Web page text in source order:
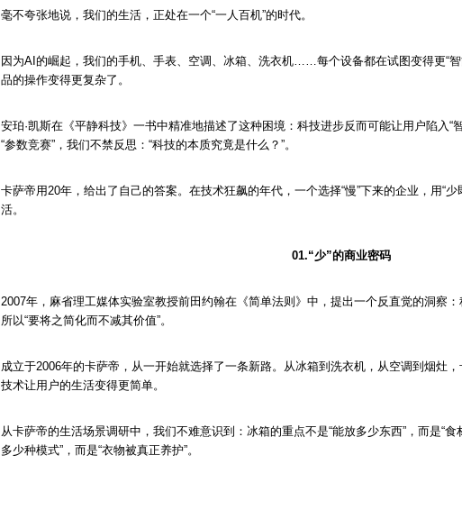
毫不夸张地说，我们的生活，正处在一个“一人百机”的时代。
因为AI的崛起，我们的手机、手表、空调、冰箱、洗衣机……每个设备都在试图变得更“
品的操作变得更复杂了。
安珀·凯斯在《平静科技》一书中精准地描述了这种困境：科技进步反而可能让用户陷入“
“参数竞赛”，我们不禁反思：“科技的本质究竟是什么？”。
卡萨帝用20年，给出了自己的答案。在技术狂飙的年代，一个选择“慢”下来的企业，用“
活。
01.“少”的商业密码
2007年，麻省理工媒体实验室教授前田约翰在《简单法则》中，提出一个反直觉的洞察
所以“要将之简化而不减其价值”。
成立于2006年的卡萨帝，从一开始就选择了一条新路。从冰箱到洗衣机，从空调到烟灶
技术让用户的生活变得更简单。
从卡萨帝的生活场景调研中，我们不难意识到：冰箱的重点不是“能放多少东西”，而是“
多少种模式”，而是“衣物被真正养护”。